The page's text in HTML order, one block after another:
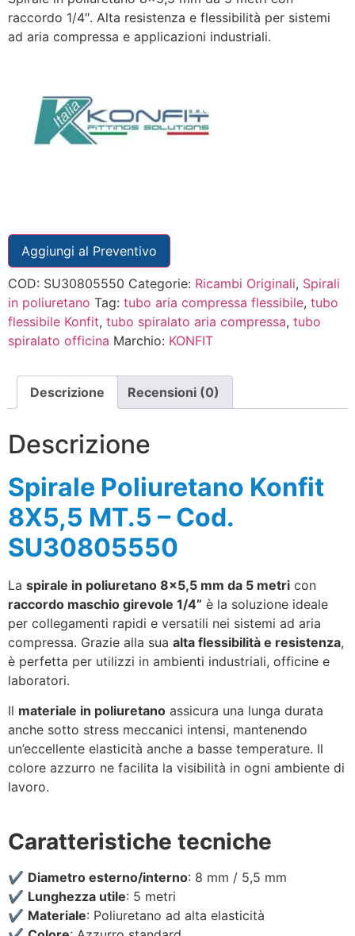
raccordo 1/4″. Alta resistenza e flessibilità per sistemi
ad aria compressa e applicazioni industriali.
Aggiungi al Preventivo
COD: SU30805550 Categorie: Ricambi Originali, Spirali
in poliuretano Tag: tubo aria compressa flessibile, tubo
flessibile Konfit, tubo spiralato aria compressa, tubo
spiralato officina Marchio: KONFIT
Descrizione Recensioni (0)
Descrizione
Spirale Poliuretano Konfit
8X5,5 MT.5 – Cod.
SU30805550
La spirale in poliuretano 8×5,5 mm da 5 metri con
raccordo maschio girevole 1/4” è la soluzione ideale
per collegamenti rapidi e versatili nei sistemi ad aria
compressa. Grazie alla sua alta flessibilità e resistenza,
è perfetta per utilizzi in ambienti industriali, officine e
laboratori.
Il materiale in poliuretano assicura una lunga durata
anche sotto stress meccanici intensi, mantenendo
un’eccellente elasticità anche a basse temperature. Il
colore azzurro ne facilita la visibilità in ogni ambiente di
lavoro.
Caratteristiche tecniche
✔️ Diametro esterno/interno: 8 mm / 5,5 mm
✔️ Lunghezza utile: 5 metri
✔️ Materiale: Poliuretano ad alta elasticità